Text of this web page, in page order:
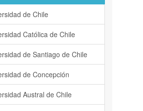
de Chile
Católica de Chile
de Santiago de Chile
de Concepción
Austral de Chile